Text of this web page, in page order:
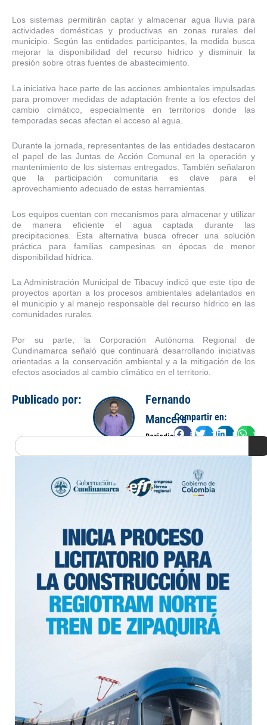
Los sistemas permitirán captar y almacenar agua lluvia para
actividades domésticas y productivas en zonas rurales del
municipio. Según las entidades participantes, la medida busca
mejorar la disponibilidad del recurso hídrico y disminuir la
presión sobre otras fuentes de abastecimiento.
La iniciativa hace parte de las acciones ambientales impulsadas
para promover medidas de adaptación frente a los efectos del
cambio climático, especialmente en territorios donde las
temporadas secas afectan el acceso al agua.
Durante la jornada, representantes de las entidades destacaron
el papel de las Juntas de Acción Comunal en la operación y
mantenimiento de los sistemas entregados. También señalaron
que la participación comunitaria es clave para el
aprovechamiento adecuado de estas herramientas.
Los equipos cuentan con mecanismos para almacenar y utilizar
de manera eficiente el agua captada durante las
precipitaciones. Esta alternativa busca ofrecer una solución
práctica para familias campesinas en épocas de menor
disponibilidad hídrica.
La Administración Municipal de Tibacuy indicó que este tipo de
proyectos aportan a los procesos ambientales adelantados en
el municipio y al manejo responsable del recurso hídrico en las
comunidades rurales.
Por su parte, la Corporación Autónoma Regional de
Cundinamarca señaló que continuará desarrollando iniciativas
orientadas a la conservación ambiental y a la mitigación de los
efectos asociados al cambio climático en el territorio.
Publicado por:
Fernando
Mancera
Periodista
Compartir en:
FacebookTwitterLinkedIn
Search